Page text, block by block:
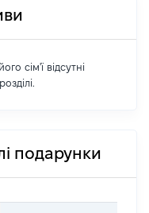
сім'ї відсутні
подарунки